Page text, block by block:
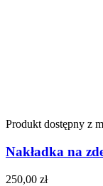
Produkt dostępny z
Nakładka na
250,00 zł